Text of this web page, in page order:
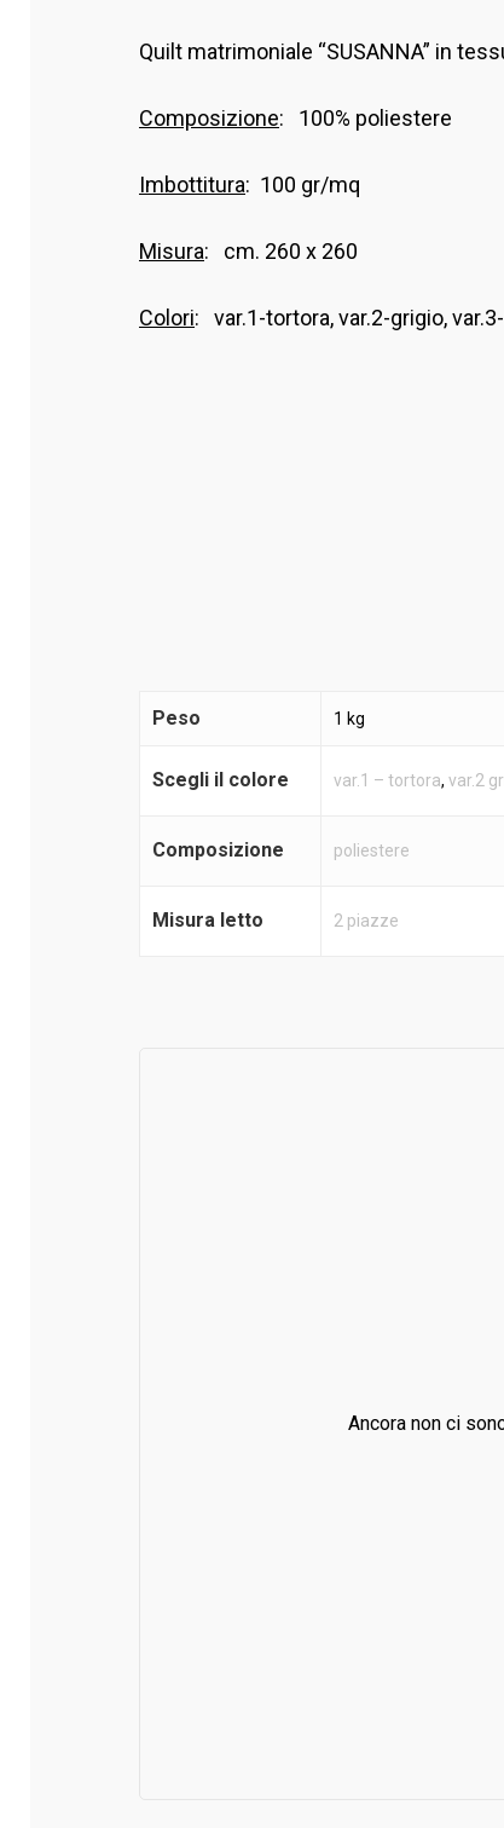
Quilt matrimoniale “SUSANNA” in
Composizione: 100% poliestere
Imbottitura: 100 gr/mq
Misura: cm. 260 x 260
Colori: var.1-tortora, var.2-grigio,
Peso 1 kg
Scegli il colore var.1 – tortora, var.2
Composizione poliestere
Misura letto 2 piazze
Ancora non ci